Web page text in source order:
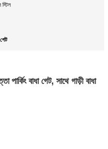
স্টিল
পার্কিং বাধা গেট, সাথে গাড়ী বাধা